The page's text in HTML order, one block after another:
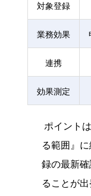
対象登録
業務効果
連携
効果測定
ポイント
る範囲』
録の最新
ることが